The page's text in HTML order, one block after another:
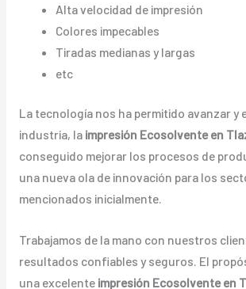
Alta velocidad de impresión
Colores impecables
Tiradas medianas y largas
etc
La tecnología nos ha permitido avanzar y
industria, la impresión Ecosolventeen
conseguido mejorar los procesos de
una nueva ola de innovación para los
mencionados inicialmente.
Trabajamos de la mano con nuestros
resultados confiables y seguros. El
una excelente impresión Ecosolventeen